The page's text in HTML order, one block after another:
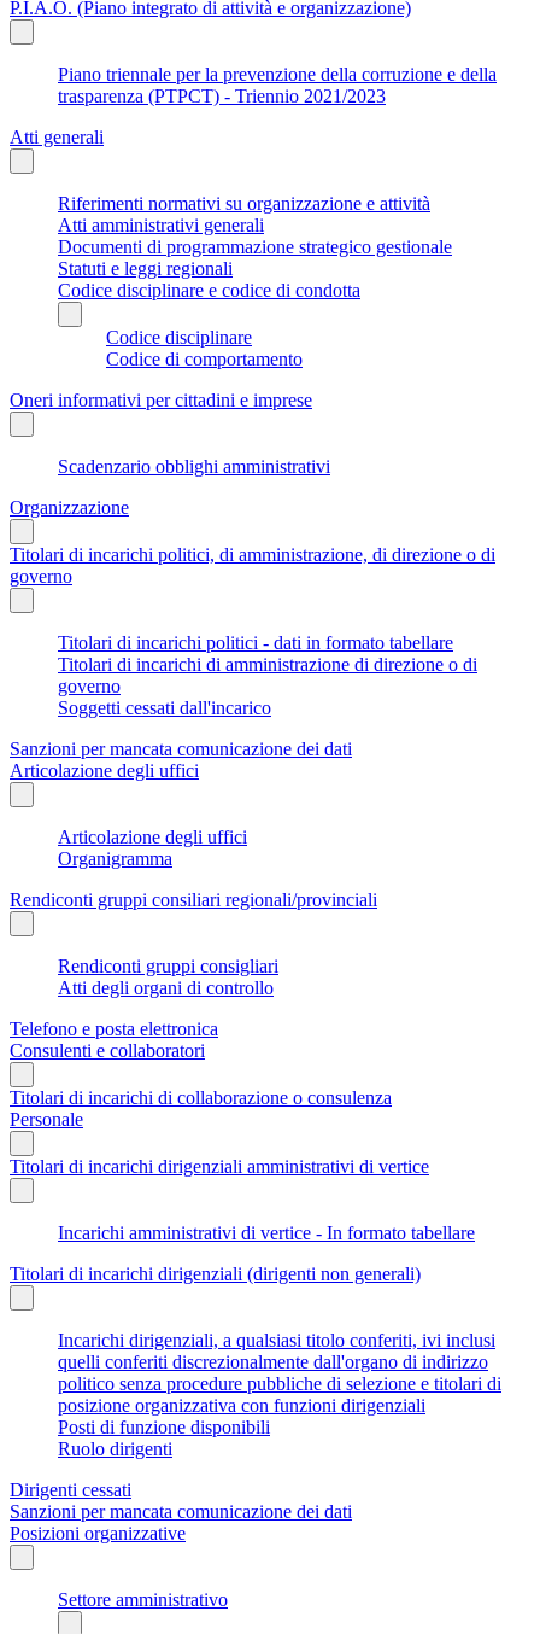
P.I.A.O. (Piano integrato di attività e organizzazione)
Piano triennale per la prevenzione della corruzione e della
trasparenza (PTPCT) - Triennio 2021/2023
Atti generali
Riferimenti normativi su organizzazione e attività
Atti amministrativi generali
Documenti di programmazione strategico gestionale
Statuti e leggi regionali
Codice disciplinare e codice di condotta
Codice disciplinare
Codice di comportamento
Oneri informativi per cittadini e imprese
Scadenzario obblighi amministrativi
Organizzazione
Titolari di incarichi politici, di amministrazione, di direzione o di
governo
Titolari di incarichi politici - dati in formato tabellare
Titolari di incarichi di amministrazione di direzione o di
governo
Soggetti cessati dall'incarico
Sanzioni per mancata comunicazione dei dati
Articolazione degli uffici
Articolazione degli uffici
Organigramma
Rendiconti gruppi consiliari regionali/provinciali
Rendiconti gruppi consigliari
Atti degli organi di controllo
Telefono e posta elettronica
Consulenti e collaboratori
Titolari di incarichi di collaborazione o consulenza
Personale
Titolari di incarichi dirigenziali amministrativi di vertice
Incarichi amministrativi di vertice - In formato tabellare
Titolari di incarichi dirigenziali (dirigenti non generali)
Incarichi dirigenziali, a qualsiasi titolo conferiti, ivi inclusi
quelli conferiti discrezionalmente dall'organo di indirizzo
politico senza procedure pubbliche di selezione e titolari di
posizione organizzativa con funzioni dirigenziali
Posti di funzione disponibili
Ruolo dirigenti
Dirigenti cessati
Sanzioni per mancata comunicazione dei dati
Posizioni organizzative
Settore amministrativo